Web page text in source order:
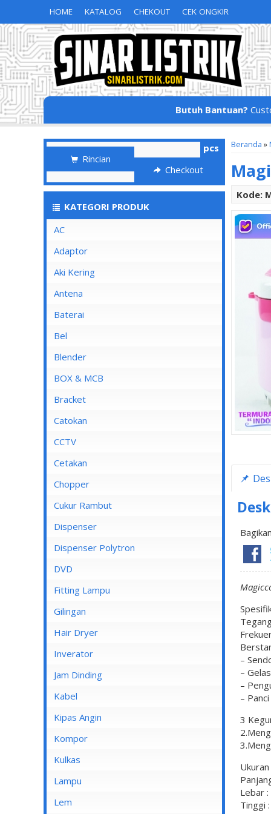
HOME KATALOG CHEKOUT CEK ONGKIR
Butuh Bantuan?
Beranda »
Kode:
–
–
–
–
3
Lebar
Tinggi
pcs
Rincian
Checkout
KATEGORI PRODUK
AC
Adaptor
Aki Kering
Antena
Baterai
Bel
Blender
Blender Advance
Blender Cosmos
Blender Kirin
Blender Maspion
Blender Miyako
BOX & MCB
MCB
MCB 1 Pole
MCB 2 Pole
MCB 3 Pole
MCB 4 Pole
Bracket
Catokan
CCTV
DVR
Cetakan
Chopper
Cukur Rambut
Dispenser
Dispenser Cosmos
Dispenser Miyako
Dispenser Sanken
Dispenser Polytron
DVD
Fitting Lampu
Gilingan
Hair Dryer
Inverator
Jam Dinding
Kabel
Inbow/Outbow T Dus
Kabel Aksesoris
Kabel Antena
Kabel BC
Kipas Angin
Kipas Angin Berdiri
Kipas Angin Dinding
Kipas Angin Duduk
Kipas Angin Gantung
Kompor
Kompor Rinnai
Kulkas
LG
POLYTRON
Lampu
Fitting Lampu
Lem